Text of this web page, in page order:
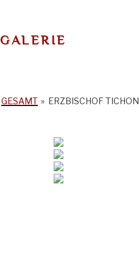
GALERIE
GESAMT » ERZBISCHOF